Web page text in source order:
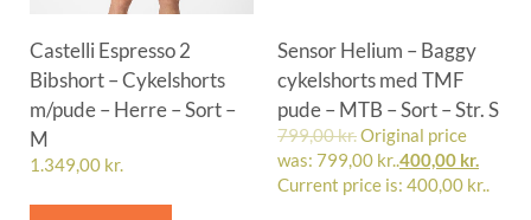
Castelli Espresso 2
Bibshort – Cykelshorts
m/pude – Herre – Sort –
M
1.349,00 kr.
Sensor Helium – Baggy
cykelshorts med TMF
pude – MTB – Sort – Str. S
799,00kr.Original price
was: 799,00 kr..400,00 kr.
Current price is: 400,00 kr..